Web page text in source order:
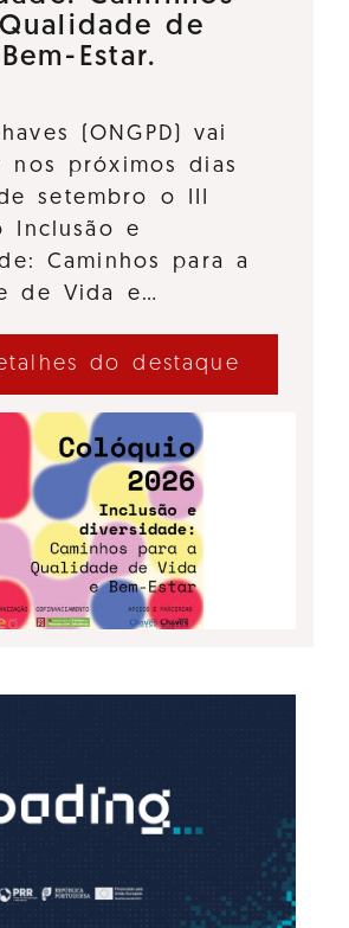
de
Estar.
(ONGPD) vai
nos próximos dias
setembro o III
Inclusão e
Caminhos para a
de Vida e…
do destaque